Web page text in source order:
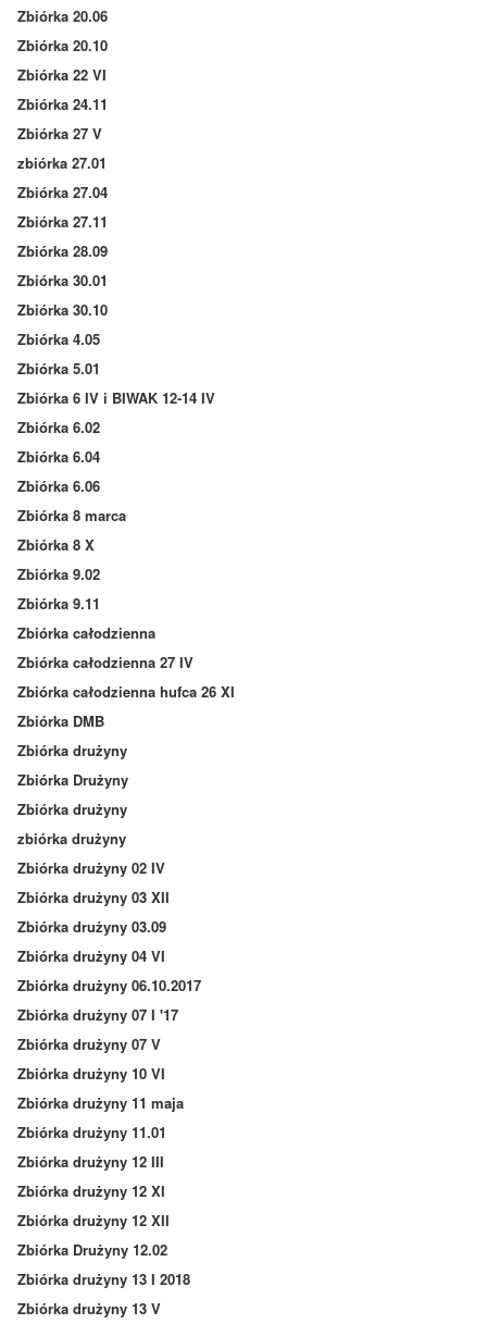
Zbiórka 20.06
Zbiórka 20.10
Zbiórka 22 VI
Zbiórka 24.11
Zbiórka 27 V
zbiórka 27.01
Zbiórka 27.04
Zbiórka 27.11
Zbiórka 28.09
Zbiórka 30.01
Zbiórka 30.10
Zbiórka 4.05
Zbiórka 5.01
Zbiórka 6 IV i BIWAK 12-14 IV
Zbiórka 6.02
Zbiórka 6.04
Zbiórka 6.06
Zbiórka 8 marca
Zbiórka 8 X
Zbiórka 9.02
Zbiórka 9.11
Zbiórka całodzienna
Zbiórka całodzienna 27 IV
Zbiórka całodzienna hufca 26 XI
Zbiórka DMB
Zbiórka drużyny
Zbiórka Drużyny
Zbiórka drużyny
zbiórka drużyny
Zbiórka drużyny 02 IV
Zbiórka drużyny 03 XII
Zbiórka drużyny 03.09
Zbiórka drużyny 04 VI
Zbiórka drużyny 06.10.2017
Zbiórka drużyny 07 I '17
Zbiórka drużyny 07 V
Zbiórka drużyny 10 VI
Zbiórka drużyny 11 maja
Zbiórka drużyny 11.01
Zbiórka drużyny 12 III
Zbiórka drużyny 12 XI
Zbiórka drużyny 12 XII
Zbiórka Drużyny 12.02
Zbiórka drużyny 13 I 2018
Zbiórka drużyny 13 V